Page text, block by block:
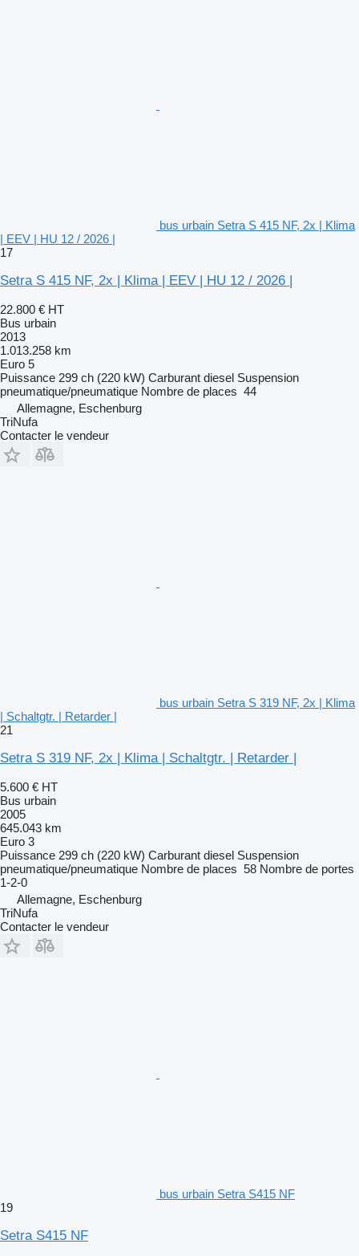
bus urbain Setra S 415 NF, 2x | Klima
| EEV | HU 12 / 2026 |
17
Setra S 415 NF, 2x | Klima | EEV | HU 12 / 2026 |
22.800 € HT
Bus urbain
2013
1.013.258 km
Euro 5
Puissance 299 ch (220 kW) Carburant diesel Suspension
pneumatique/pneumatique Nombre de places 44
Allemagne, Eschenburg
TriNufa
Contacter le vendeur
bus urbain Setra S 319 NF, 2x | Klima
| Schaltgtr. | Retarder |
21
Setra S 319 NF, 2x | Klima | Schaltgtr. | Retarder |
5.600 € HT
Bus urbain
2005
645.043 km
Euro 3
Puissance 299 ch (220 kW) Carburant diesel Suspension
pneumatique/pneumatique Nombre de places 58 Nombre de portes
1-2-0
Allemagne, Eschenburg
TriNufa
Contacter le vendeur
bus urbain Setra S415 NF
19
Setra S415 NF